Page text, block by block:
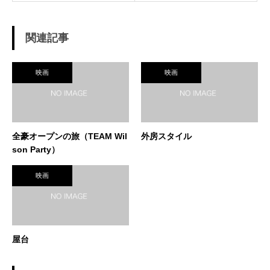
関連記事
映画
全豪オープンの旅（TEAM Wil
son Party）
映画
外房スタイル
映画
屋台